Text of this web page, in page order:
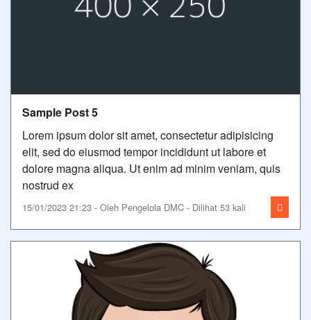
Sample Post 5
Lorem ipsum dolor sit amet, consectetur adipisicing
elit, sed do eiusmod tempor incididunt ut labore et
dolore magna aliqua. Ut enim ad minim veniam, quis
nostrud ex
15/01/2023 21:23 - Oleh Pengelola DMC - Dilihat 53 kali